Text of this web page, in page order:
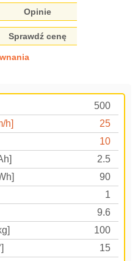
Opinie
Sprawdź cenę
500
h]
25
10
2.5
90
1
9.6
100
15